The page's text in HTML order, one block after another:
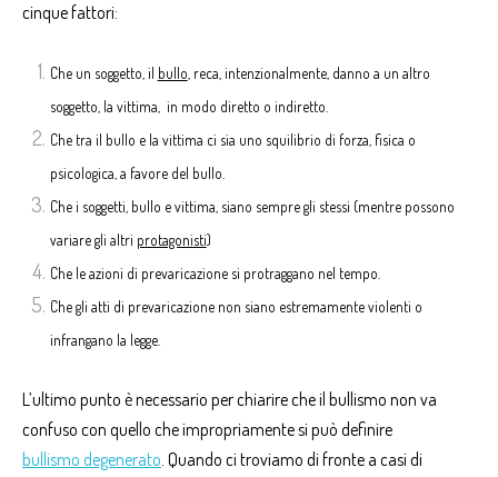
cinque fattori:
Che un soggetto, il bullo , reca, intenzionalmente, danno a un altro
soggetto, la vittima, in modo diretto o indiretto.
Che tra il bullo e la vittima ci sia uno squilibrio di forza, fisica o
psicologica, a favore del bullo.
Che i soggetti, bullo e vittima, siano sempre gli stessi (mentre possono
variare gli altri protagonisti)
Che le azioni di prevaricazione si protraggano nel tempo.
Che gli atti di prevaricazione non siano estremamente violenti o
infrangano la legge.
L’ultimo punto è necessario per chiarire che il bullismo non va
confuso con quello che impropriamente si può definire
bullismo degenerato . Quando ci troviamo di fronte a casi di